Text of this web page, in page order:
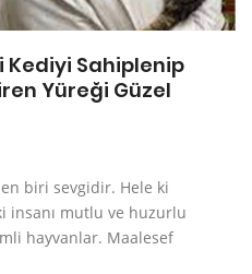
Sahiplenip
Yüreği Güzel
biri sevgidir. Hele ki
insanı mutlu ve huzurlu
hayvanlar. Maalesef